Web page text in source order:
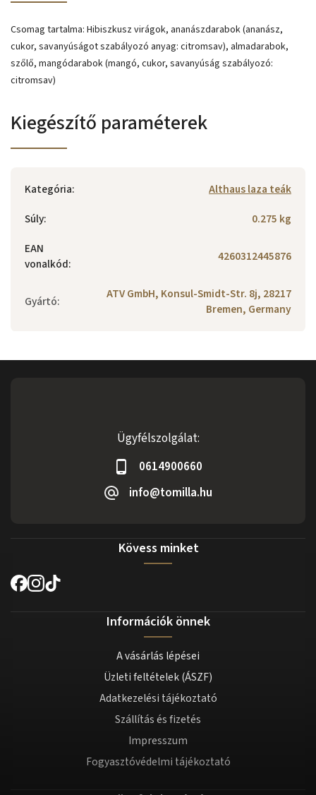
Csomag tartalma: Hibiszkusz virágok, ananászdarabok (ananász,
cukor, savanyúságot szabályozó anyag: citromsav), almadarabok,
szőlő, mangódarabok (mangó, cukor, savanyúság szabályozó:
citromsav)
Kiegészítő paraméterek
Kategória:
Althaus laza teák
Súly:
0.275 kg
EAN
vonalkód: 4260312445876
Gyártó:
ATV GmbH, Konsul-Smidt-Str. 8j, 28217
Bremen, Germany
Ügyfélszolgálat:
0614900660
info@tomilla.hu
Kövess minket
Információk önnek
A vásárlás lépései
Üzleti feltételek (ÁSZF)
Adatkezelési tájékoztató
Szállítás és fizetés
Impresszum
Fogyasztóvédelmi tájékoztató